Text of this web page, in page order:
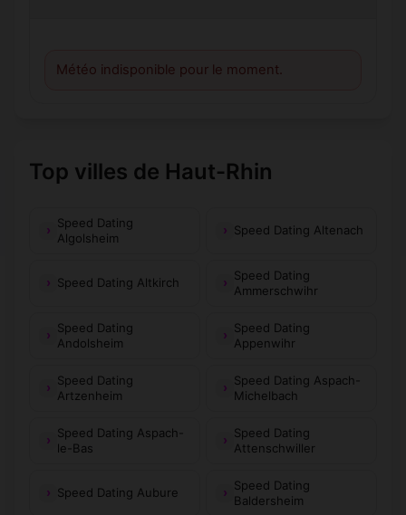
Météo indisponible pour le moment.
Top villes de Haut-Rhin
Speed Dating
Algolsheim
Speed Dating Altenach
Speed Dating Altkirch
Speed Dating
Ammerschwihr
Speed Dating
Andolsheim
Speed Dating
Appenwihr
Speed Dating
Artzenheim
Speed Dating Aspach-
Michelbach
Speed Dating Aspach-
le-Bas
Speed Dating
Attenschwiller
Speed Dating Aubure
Speed Dating
Baldersheim